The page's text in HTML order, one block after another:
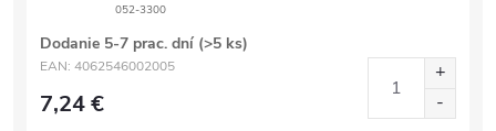
052-3300
Dodanie 5-7 prac. dní (>5 ks)
EAN: 4062546002005
7,24 €